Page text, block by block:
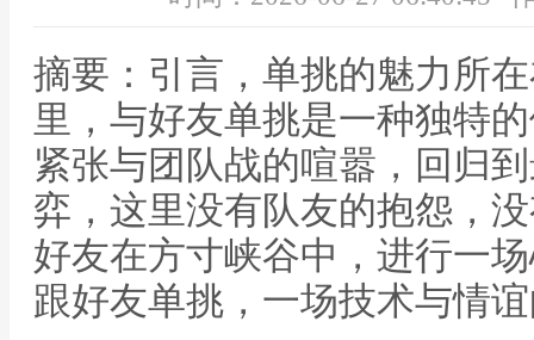
摘要：引言，单挑的魅力所
里，与好友单挑是一种独特
紧张与团队战的喧嚣，回归
弈，这里没有队友的抱怨，
好友在方寸峡谷中，进行一
跟好友单挑，一场技术与情